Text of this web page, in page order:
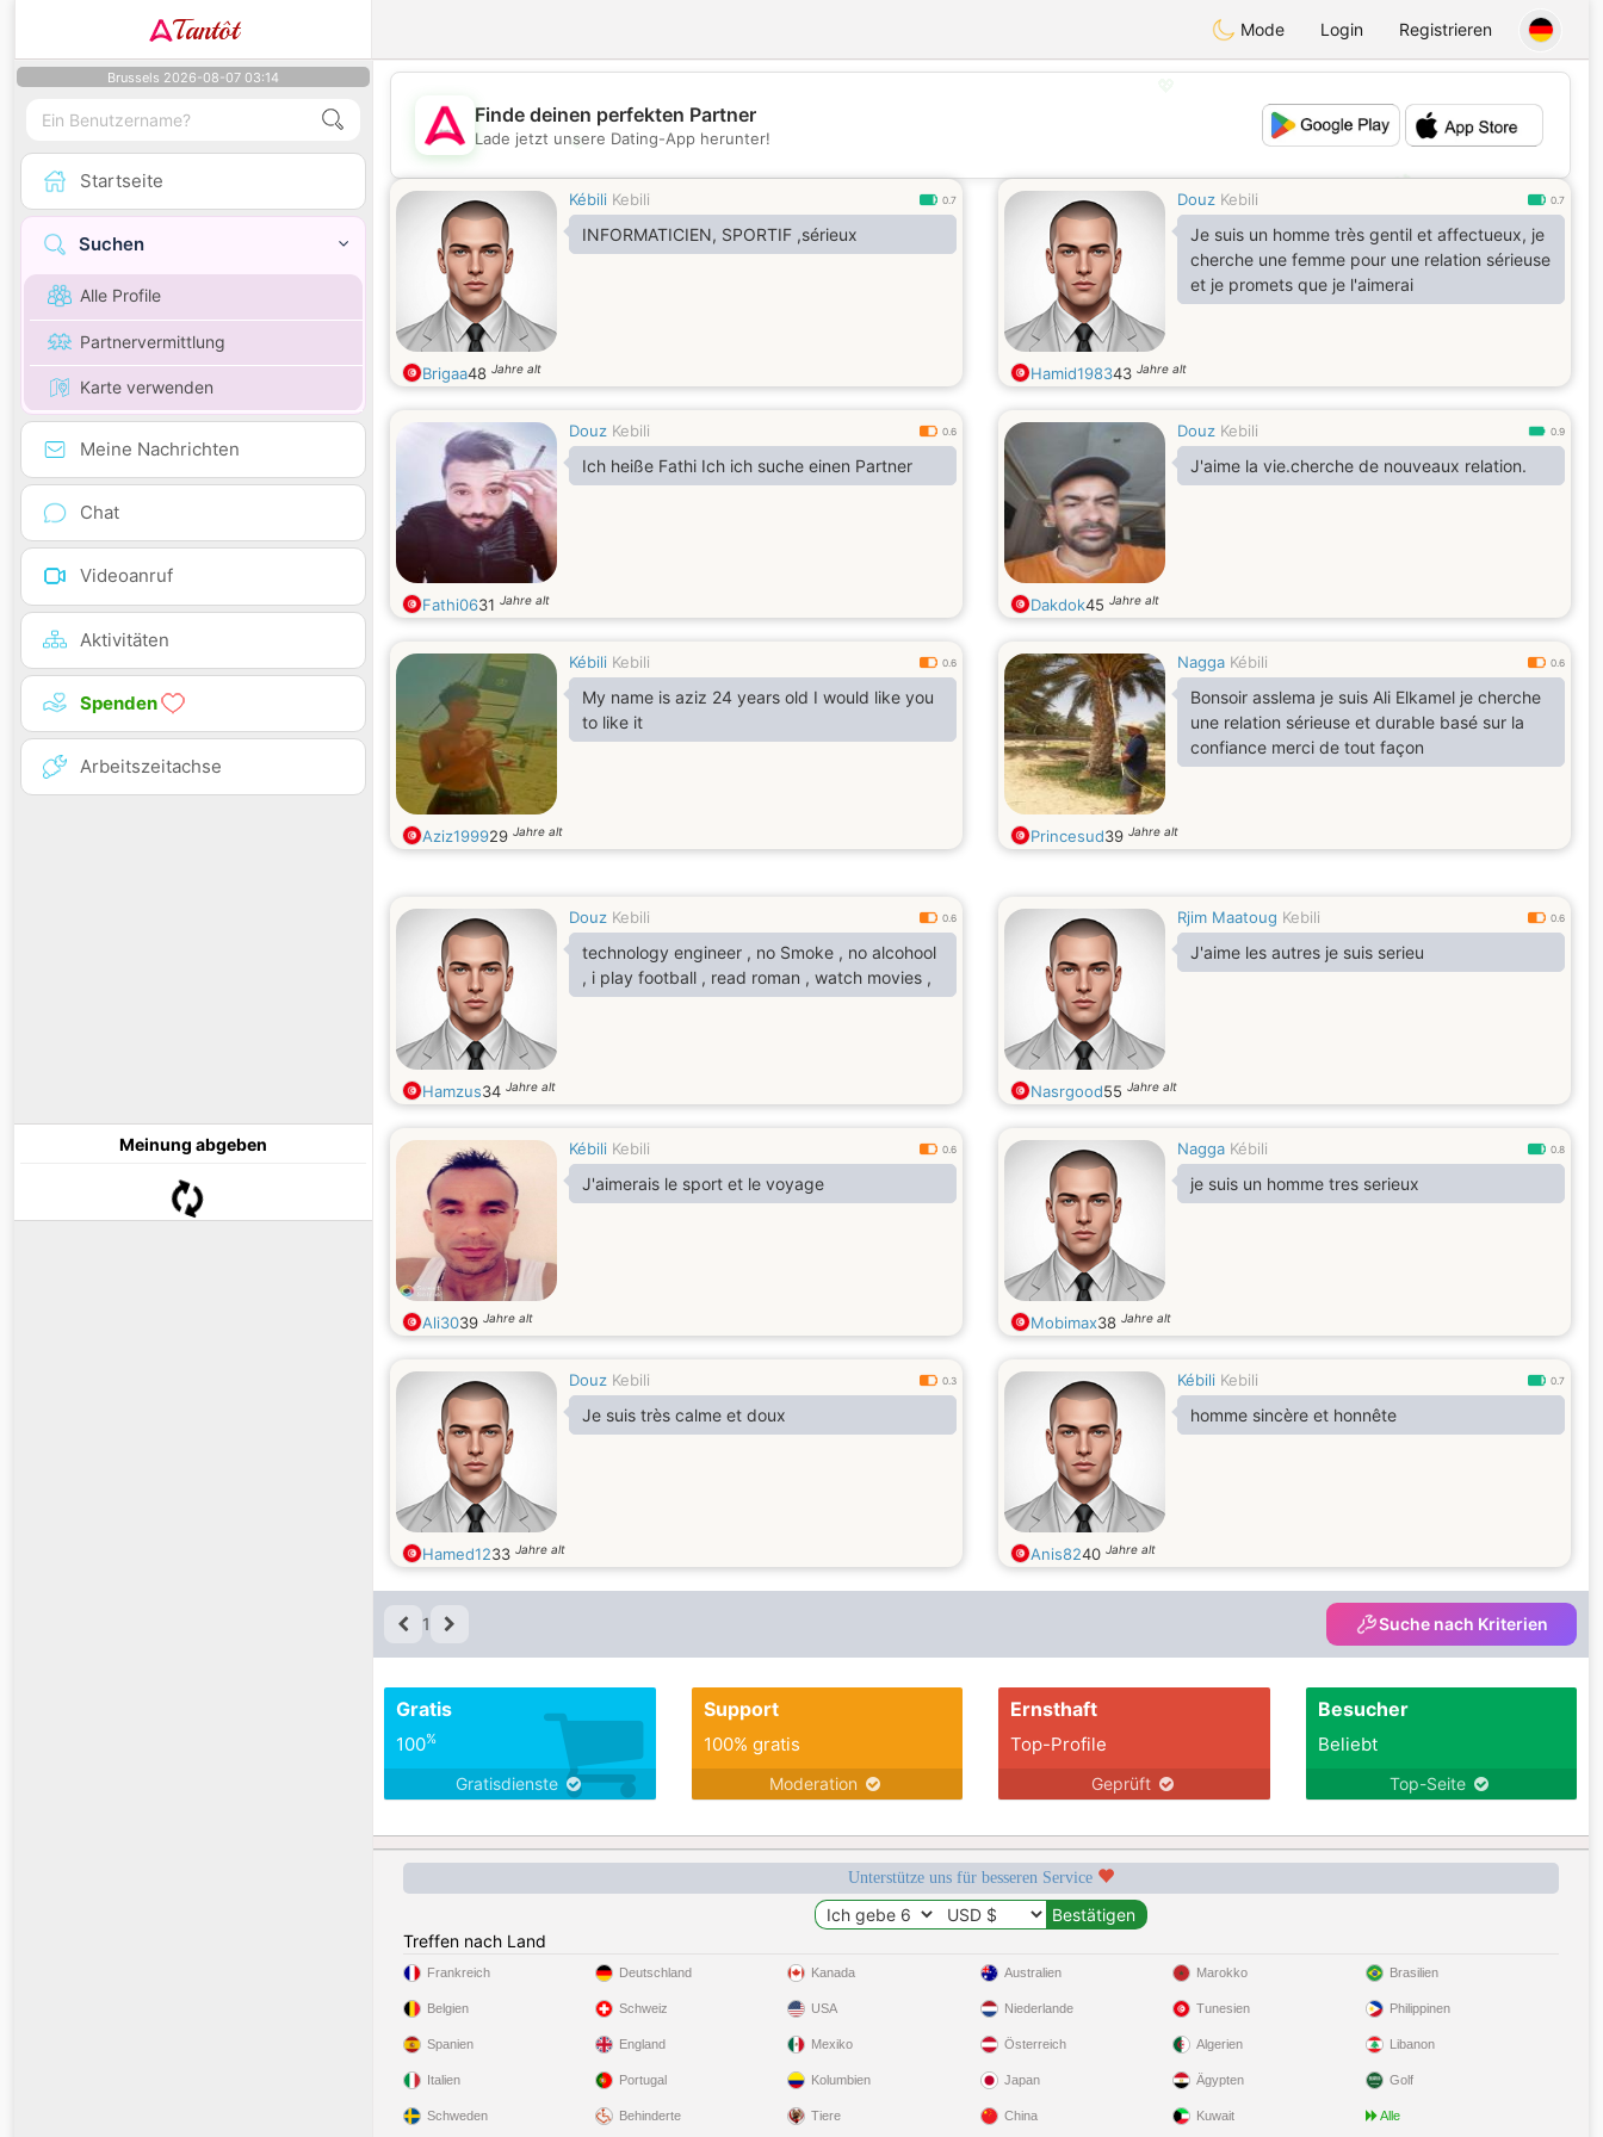
Tantôt Mode Login Registrieren
Brussels 2026-08-07 03:14
Startseite
Suchen
Alle Profile
Partnervermittlung
Karte verwenden
Meine Nachrichten
Chat
Videoanruf
Aktivitäten
Spenden
Arbeitszeitachse
Meinung abgeben
💖
💕
Finde deinen perfekten Partner
Lade jetzt unsere Dating-App herunter!
Kébili Kebili 0.7
INFORMATICIEN, SPORTIF ,sérieux
Brigaa48 Jahre alt
Douz Kebili 0.7
Je suis un homme très gentil et affectueux, je
cherche une femme pour une relation sérieuse
et je promets que je l'aimerai
Hamid198343 Jahre alt
Douz Kebili 0.6
Ich heiße Fathi Ich ich suche einen Partner
Fathi0631 Jahre alt
Douz Kebili 0.9
J'aime la vie.cherche de nouveaux relation.
Dakdok45 Jahre alt
Kébili Kebili 0.6
My name is aziz 24 years old I would like you
to like it
Aziz199929 Jahre alt
Nagga Kébili 0.6
Bonsoir asslema je suis Ali Elkamel je cherche
une relation sérieuse et durable basé sur la
confiance merci de tout façon
Princesud39 Jahre alt
Douz Kebili 0.6
technology engineer , no Smoke , no alcohool
, i play football , read roman , watch movies ,
Hamzus34 Jahre alt
Rjim Maatoug Kebili 0.6
J'aime les autres je suis serieu
Nasrgood55 Jahre alt
Kébili Kebili 0.6
J'aimerais le sport et le voyage
Ali3039 Jahre alt
Nagga Kébili 0.8
je suis un homme tres serieux
Mobimax38 Jahre alt
Douz Kebili 0.3
Je suis très calme et doux
Hamed1233 Jahre alt
Kébili Kebili 0.7
homme sincère et honnête
Anis8240 Jahre alt
1 Suche nach Kriterien
Gratis
100%
Gratisdienste
Support
100% gratis
Moderation
Ernsthaft
Top-Profile
Geprüft
Besucher
Beliebt
Top-Seite
Unterstütze uns für besseren Service
Treffen nach Land
Frankreich
Belgien
Spanien
Italien
Schweden
Deutschland
Schweiz
England
Portugal
Behinderte
Kanada
USA
Mexiko
Kolumbien
Tiere
Australien
Niederlande
Österreich
Japan
China
Marokko
Tunesien
Algerien
Ägypten
Kuwait
Brasilien
Philippinen
Libanon
Golf
Alle